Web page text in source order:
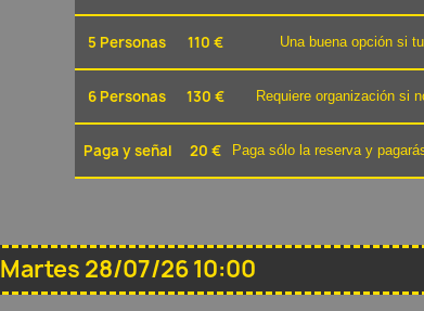
5 Personas 110 € Una buena opción si
6 Personas 130 € Requiere organización si
Paga y señal 20 € Paga sólo la reserva y
Martes 28/07/26 10:00